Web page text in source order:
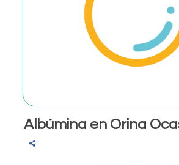
Albúmina en Orina